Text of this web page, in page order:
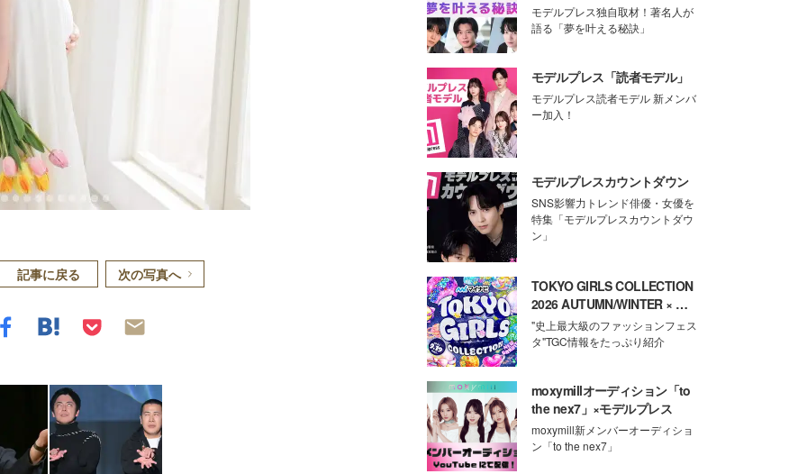
記事に戻る 次の写真へ
モデルプレス独自取材！著名人が
語る「夢を叶える秘訣」
モデルプレス「読者モデル」
モデルプレス読者モデル 新メンバ
ー加入！
モデルプレスカウントダウン
SNS影響力トレンド俳優・女優を
特集「モデルプレスカウントダウ
ン」
TOKYO GIRLS COLLECTION
2026 AUTUMN/WINTER × モ
デルプレス
"史上最大級のファッションフェス
タ"TGC情報をたっぷり紹介
moxymillオーディション「to
the nex7」×モデルプレス
moxymill新メンバーオーディショ
ン「to the nex7」